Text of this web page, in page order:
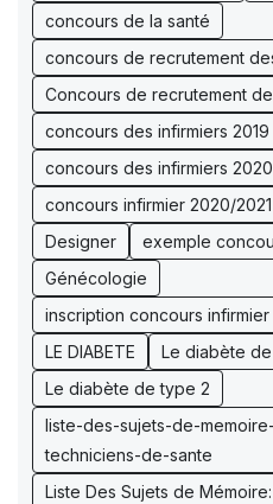
concours de la santé
concours de recrutement
Concours de recrutement
concours des infirmiers 2019
concours des infirmiers 2020
concours infirmier 2020/
Designer
exemple
Génécologie
inscription concours
LE DIABETE
Le diabète de
Le diabète de type 2
liste-des-sujets-de-
techniciens-de-sante
Liste Des Sujets de